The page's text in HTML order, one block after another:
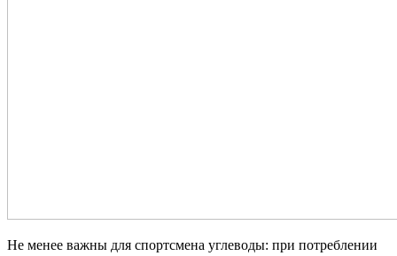
Не менее важны для спортсмена углеводы: при потреблении